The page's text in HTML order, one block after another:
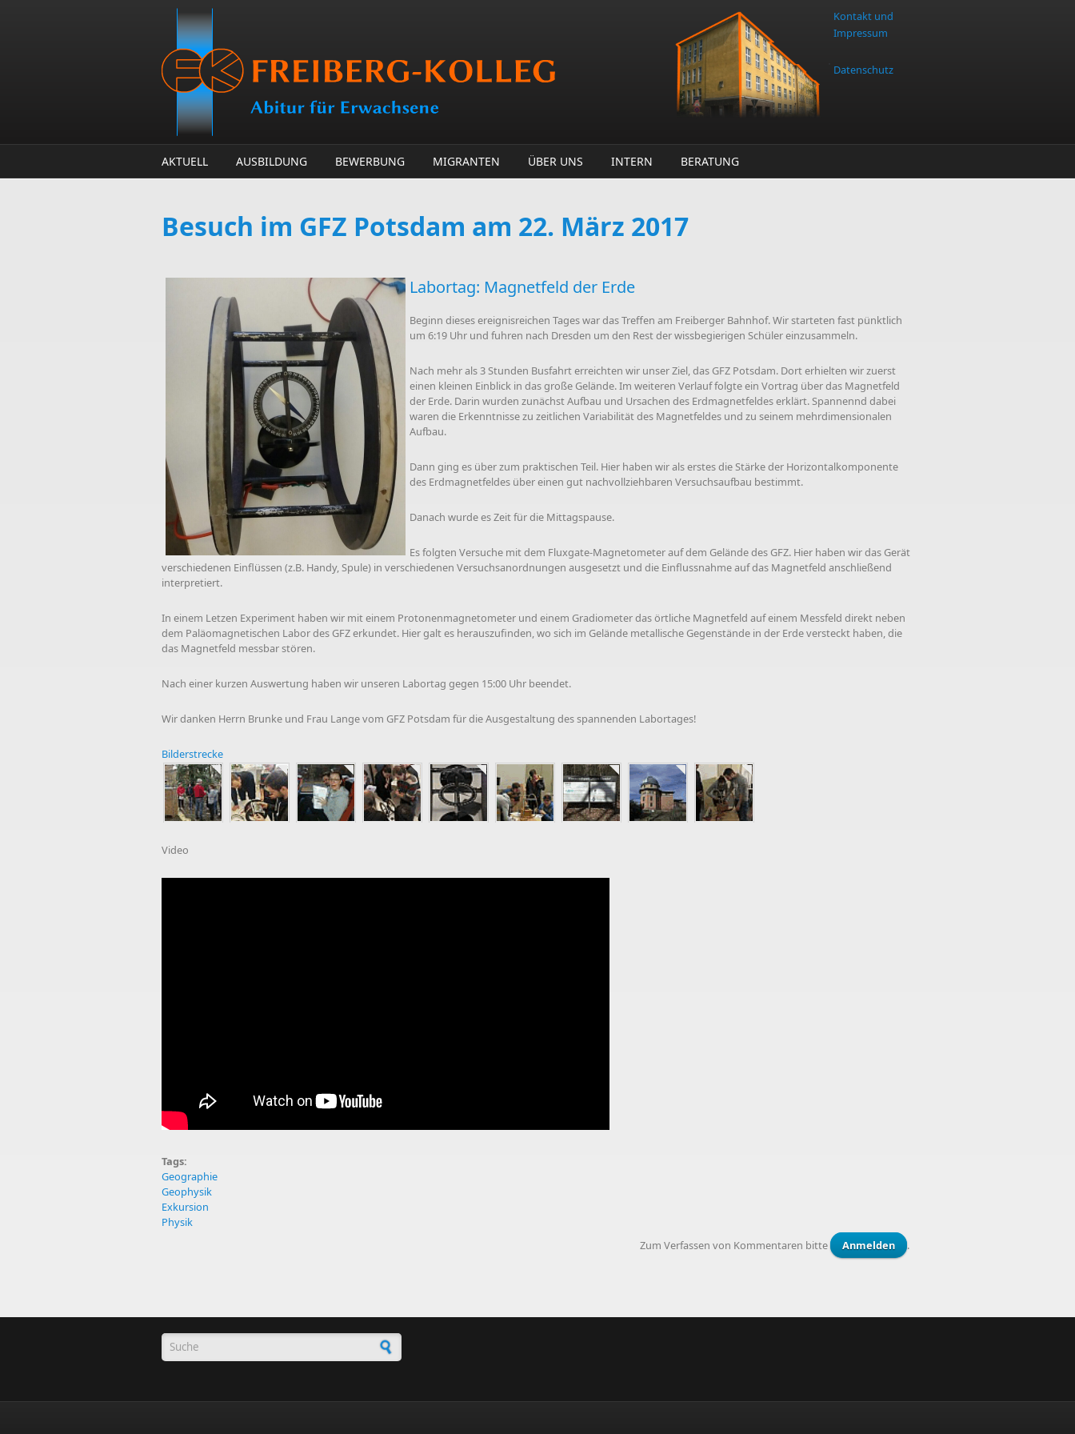
Kontakt und
Impressum
Datenschutz
AKTUELL AUSBILDUNG BEWERBUNG MIGRANTEN ÜBER UNS INTERN BERATUNG
Besuch im GFZ Potsdam am 22. März 2017
Labortag: Magnetfeld der Erde
Beginn dieses ereignisreichen Tages war das Treffen am Freiberger Bahnhof. Wir starteten fast pünktlich
um 6:19 Uhr und fuhren nach Dresden um den Rest der wissbegierigen Schüler einzusammeln.
Nach mehr als 3 Stunden Busfahrt erreichten wir unser Ziel, das GFZ Potsdam. Dort erhielten wir zuerst
einen kleinen Einblick in das große Gelände. Im weiteren Verlauf folgte ein Vortrag über das Magnetfeld
der Erde. Darin wurden zunächst Aufbau und Ursachen des Erdmagnetfeldes erklärt. Spannennd dabei
waren die Erkenntnisse zu zeitlichen Variabilität des Magnetfeldes und zu seinem mehrdimensionalen
Aufbau.
Dann ging es über zum praktischen Teil. Hier haben wir als erstes die Stärke der Horizontalkomponente
des Erdmagnetfeldes über einen gut nachvollziehbaren Versuchsaufbau bestimmt.
Danach wurde es Zeit für die Mittagspause.
Es folgten Versuche mit dem Fluxgate-Magnetometer auf dem Gelände des GFZ. Hier haben wir das Gerät
verschiedenen Einflüssen (z.B. Handy, Spule) in verschiedenen Versuchsanordnungen ausgesetzt und die Einflussnahme auf das Magnetfeld anschließend
interpretiert.
In einem Letzen Experiment haben wir mit einem Protonenmagnetometer und einem Gradiometer das örtliche Magnetfeld auf einem Messfeld direkt neben
dem Paläomagnetischen Labor des GFZ erkundet. Hier galt es herauszufinden, wo sich im Gelände metallische Gegenstände in der Erde versteckt haben, die
das Magnetfeld messbar stören.
Nach einer kurzen Auswertung haben wir unseren Labortag gegen 15:00 Uhr beendet.
Wir danken Herrn Brunke und Frau Lange vom GFZ Potsdam für die Ausgestaltung des spannenden Labortages!
Bilderstrecke
Video
Tags:
Geographie
Geophysik
Exkursion
Physik
Zum Verfassen von Kommentaren bitte
Anmelden .
Suchformular